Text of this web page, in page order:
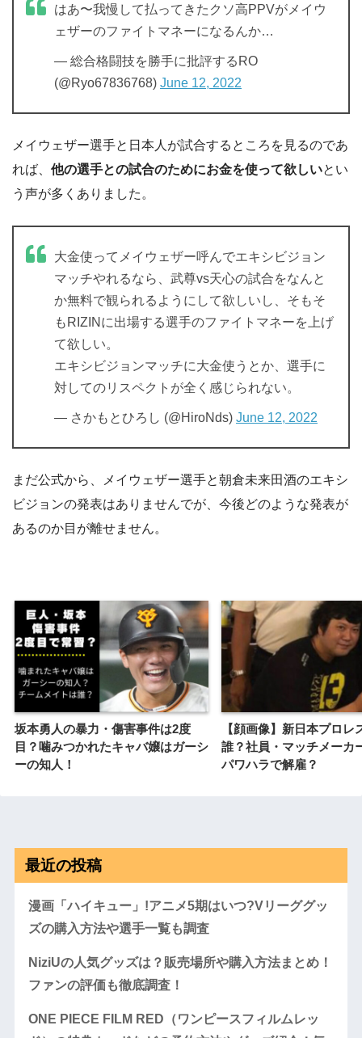
はあ〜我慢して払ってきたクソ高PPVがメイウ
ェザーのファイトマネーになるんか…
— 総合格闘技を勝手に批評するRO
(@Ryo67836768) June 12, 2022
メイウェザー選手と日本人が試合するところを見るのであ
れば、 他の選手との試合のためにお金を使って欲しいとい
う声が多くありました。
大金使ってメイウェザー呼んでエキシビジョン
マッチやれるなら、武尊vs天心の試合をなんと
か無料で観られるようにして欲しいし、そもそ
もRIZINに出場する選手のファイトマネーを上げ
て欲しい。
エキシビジョンマッチに大金使うとか、選手に
対してのリスペクトが全く感じられない。
— さかもとひろし (@HiroNds) June 12, 2022
まだ公式から、メイウェザー選手と朝倉未来田酒のエキシ
ビジョンの発表はありませんでが、今後どのような発表が
あるのか目が離せません。
坂本勇人の暴力・傷害事件は2度
目？噛みつかれたキャバ嬢はガーシ
ーの知人！
【顔画像】新日本プロレ
誰？社員・マッチメーカ
パワハラで解雇？
最近の投稿
漫画「ハイキュー」!アニメ5期はいつ?Vリーググッ
ズの購入方法や選手一覧も調査
NiziUの人気グッズは？販売場所や購入方法まとめ！
ファンの評価も徹底調査！
ONE PIECE FILM RED（ワンピースフィルムレッ